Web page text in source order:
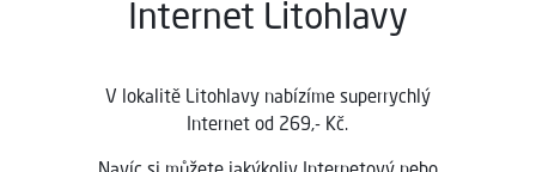
Internet Litohlavy
V lokalitě Litohlavy nabízíme superrychlý
Internet od 269,- Kč.